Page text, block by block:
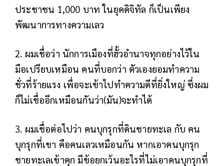
ประชาชน 1,000 บาท ในยุคดิจิทัล ก็เป็นเพียง
พัฒนาการทางความเลว
2. ผมเชื่อว่า นักการเมืองที่ฮั้วอำนาจทุกอย่างไว้ใน
มือเปรียบเหมือน คนที่บอกว่า ตัวเองยอมทำความ
ชั่วที่ร้ายแรง เพื่อจะเข้าไปทำความดีที่ยิ่งใหญ่ ซึ่งผม
ก็ไม่เชื่ออีกเหมือนกันว่า(มัน)จะทำได้
3. ผมเชื่อต่อไปว่า คนบุกรุกที่ดินชายทะเล กับ คน
บุกรุกที่เขา คือคนเลวเหมือนกัน หากเอาคนบุกรุก
ชายทะเลเข้าคุก มีข้อยกเว้นอะไรที่ไม่เอาคนบุกรุกที่